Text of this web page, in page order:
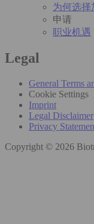
为何选择
申请
职业机遇
Legal
General Terms
Cookie Settings
Imprint
Legal Disclaimer
Privacy
Copyright © 2026